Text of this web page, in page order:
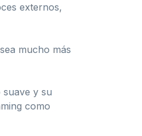
externos,
mucho más
suave y su
como